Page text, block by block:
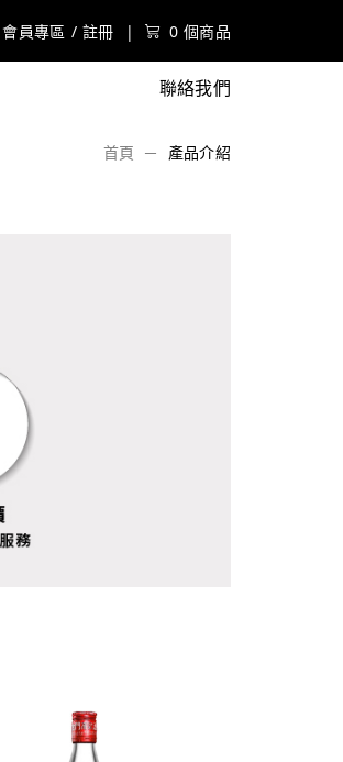
會員專區 / 註冊 | 0 個商品
聯絡我們
首頁 產品介紹